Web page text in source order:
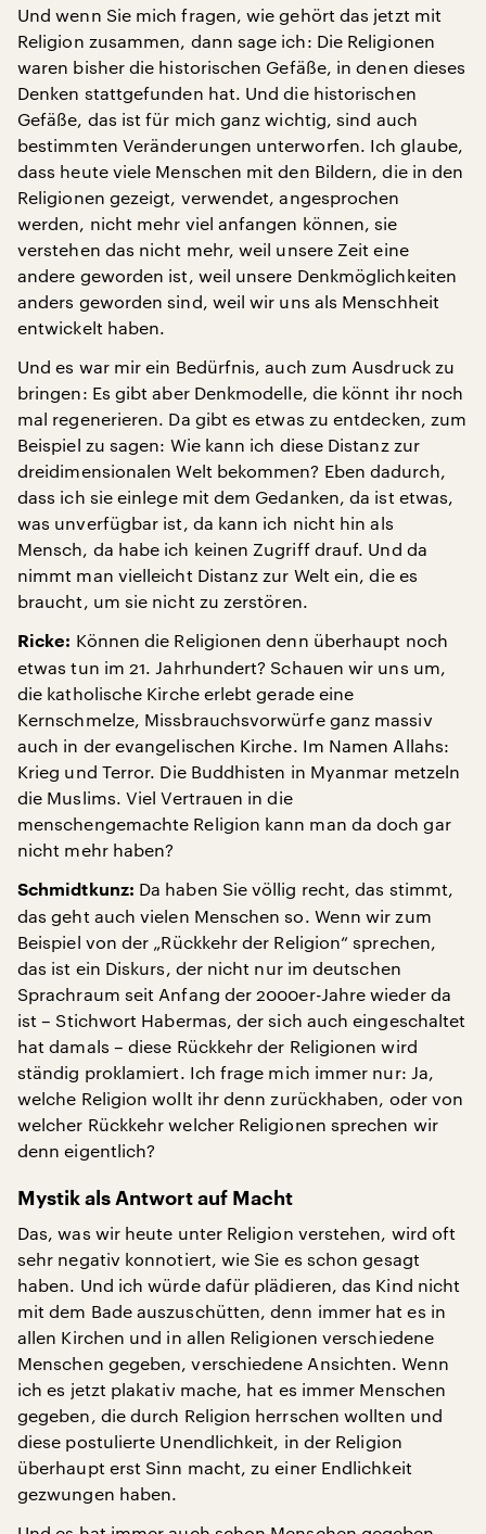
Und wenn Sie mich fragen, wie gehört das jetzt mit
Religion zusammen, dann sage ich: Die Religionen
waren bisher die historischen Gefäße, in denen dieses
Denken stattgefunden hat. Und die historischen
Gefäße, das ist für mich ganz wichtig, sind auch
bestimmten Veränderungen unterworfen. Ich glaube,
dass heute viele Menschen mit den Bildern, die in den
Religionen gezeigt, verwendet, angesprochen
werden, nicht mehr viel anfangen können, sie
verstehen das nicht mehr, weil unsere Zeit eine
andere geworden ist, weil unsere Denkmöglichkeiten
anders geworden sind, weil wir uns als Menschheit
entwickelt haben.
Und es war mir ein Bedürfnis, auch zum Ausdruck zu
bringen: Es gibt aber Denkmodelle, die könnt ihr noch
mal regenerieren. Da gibt es etwas zu entdecken, zum
Beispiel zu sagen: Wie kann ich diese Distanz zur
dreidimensionalen Welt bekommen? Eben dadurch,
dass ich sie einlege mit dem Gedanken, da ist etwas,
was unverfügbar ist, da kann ich nicht hin als
Mensch, da habe ich keinen Zugriff drauf. Und da
nimmt man vielleicht Distanz zur Welt ein, die es
braucht, um sie nicht zu zerstören.
Ricke: Können die Religionen denn überhaupt noch
etwas tun im 21. Jahrhundert? Schauen wir uns um,
die katholische Kirche erlebt gerade eine
Kernschmelze, Missbrauchsvorwürfe ganz massiv
auch in der evangelischen Kirche. Im Namen Allahs:
Krieg und Terror. Die Buddhisten in Myanmar metzeln
die Muslims. Viel Vertrauen in die
menschengemachte Religion kann man da doch gar
nicht mehr haben?
Schmidtkunz: Da haben Sie völlig recht, das stimmt,
das geht auch vielen Menschen so. Wenn wir zum
Beispiel von der „Rückkehr der Religion“ sprechen,
das ist ein Diskurs, der nicht nur im deutschen
Sprachraum seit Anfang der 2000er-Jahre wieder da
ist – Stichwort Habermas, der sich auch eingeschaltet
hat damals – diese Rückkehr der Religionen wird
ständig proklamiert. Ich frage mich immer nur: Ja,
welche Religion wollt ihr denn zurückhaben, oder von
welcher Rückkehr welcher Religionen sprechen wir
denn eigentlich?
Mystik als Antwort auf Macht
Das, was wir heute unter Religion verstehen, wird oft
sehr negativ konnotiert, wie Sie es schon gesagt
haben. Und ich würde dafür plädieren, das Kind nicht
mit dem Bade auszuschütten, denn immer hat es in
allen Kirchen und in allen Religionen verschiedene
Menschen gegeben, verschiedene Ansichten. Wenn
ich es jetzt plakativ mache, hat es immer Menschen
gegeben, die durch Religion herrschen wollten und
diese postulierte Unendlichkeit, in der Religion
überhaupt erst Sinn macht, zu einer Endlichkeit
gezwungen haben.